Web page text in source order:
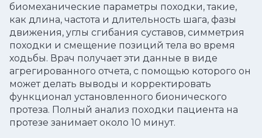
биомеханические параметры походки, такие,
как длина, частота и длительность шага, фазы
движения, углы сгибания суставов, симметрия
походки и смещение позиций тела во время
ходьбы. Врач получает эти данные в виде
агрегированного отчета, с помощью которого он
может делать выводы и корректировать
функционал установленного бионического
протеза. Полный анализ походки пациента на
протезе занимает около 10 минут.